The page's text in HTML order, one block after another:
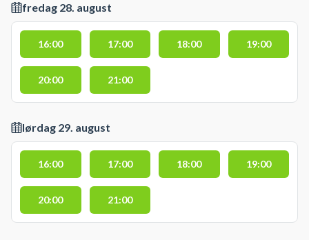
fredag 28. august
16:00 17:00 18:00 19:00
20:00 21:00
lørdag 29. august
16:00 17:00 18:00 19:00
20:00 21:00